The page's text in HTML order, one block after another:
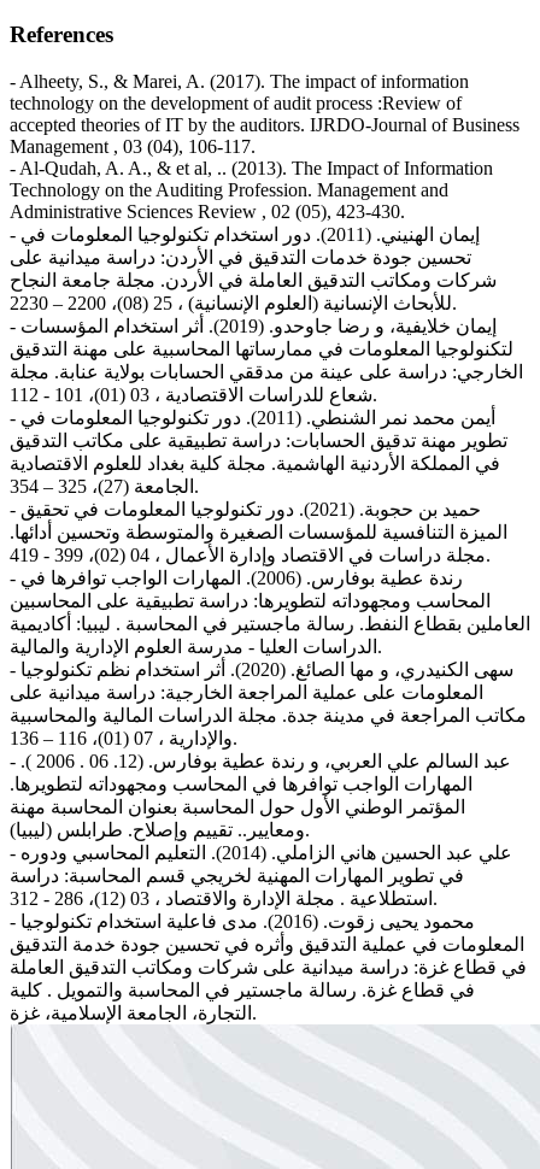
References
- Alheety, S., & Marei, A. (2017). The impact of information
technology on the development of audit process :Review of
accepted theories of IT by the auditors. IJRDO-Journal of Business
Management , 03 (04), 106-117.
- Al-Qudah, A. A., & et al, .. (2013). The Impact of Information
Technology on the Auditing Profession. Management and
Administrative Sciences Review , 02 (05), 423-430.
- إيمان الهنيني. (2011). دور استخدام تكنولوجيا المعلومات في
تحسين جودة خدمات التدقيق في الأردن: دراسة ميدانية على
شركات ومكاتب التدقيق العاملة في الأردن. مجلة جامعة النجاح
للأبحاث الإنسانية (العلوم الإنسانية) ، 25 (08)، 2200 – 2230.
- إيمان خلايفية، و رضا جاوحدو. (2019). أثر استخدام المؤسسات
لتكنولوجيا المعلومات في ممارساتها المحاسبية على مهنة التدقيق
الخارجي: دراسة على عينة من مدققي الحسابات بولاية عنابة. مجلة
شعاع للدراسات الاقتصادية ، 03 (01)، 101 - 112.
- أيمن محمد نمر الشنطي. (2011). دور تكنولوجيا المعلومات في
تطوير مهنة تدقيق الحسابات: دراسة تطبيقية على مكاتب التدقيق
في المملكة الأردنية الهاشمية. مجلة كلية بغداد للعلوم الاقتصادية
الجامعة (27)، 325 – 354.
- حميد بن حجوبة. (2021). دور تكنولوجيا المعلومات في تحقيق
الميزة التنافسية للمؤسسات الصغيرة والمتوسطة وتحسين أدائها.
مجلة دراسات في الاقتصاد وإدارة الأعمال ، 04 (02)، 399 - 419.
- رندة عطیة بوفارس. (2006). المهارات الواجب توافرها في
المحاسب ومجهوداته لتطويرها: دراسة تطبیقیة على المحاسبين
العاملين بقطاع النفط. رسالة ماجستير في المحاسبة . ليبيا: أكادیمیة
الدراسات العلیا - مدرسة العلوم الإداریة والمالیة.
- سهى الكنيدري، و مها الصائغ. (2020). أثر استخدام نظم تكنولوجيا
المعلومات على عملية المراجعة الخارجية: دراسة ميدانية على
مكاتب المراجعة في مدينة جدة. مجلة الدراسات المالية والمحاسبية
والإدارية ، 07 (01)، 116 – 136.
- عبد السالم علي العربي، و رندة عطية بوفارس. (12. 06 . 2006 ).
المهارات الواجب توافرها في المحاسب ومجهوداته لتطويرها.
المؤتمر الوطني الأول حول المحاسبة بعنوان المحاسبة مهنة
ومعايير.. تقييم وإصلاح. طرابلس (ليبيا).
- علي عبد الحسين هاني الزاملي. (2014). التعليم المحاسبي ودوره
في تطوير المهارات المهنية لخريجي قسم المحاسبة: دراسة
استطلاعية . مجلة الإدارة والاقتصاد ، 03 (12)، 286 - 312.
- محمود يحيى زقوت. (2016). مدى فاعلية استخدام تكنولوجيا
المعلومات في عملية التدقيق وأثره في تحسين جودة خدمة التدقيق
في قطاع غزة: دراسة ميدانية على شركات ومكاتب التدقيق العاملة
في قطاع غزة. رسالة ماجستير في المحاسبة والتمويل . كلية
التجارة، الجامعة الإسلامية، غزة.